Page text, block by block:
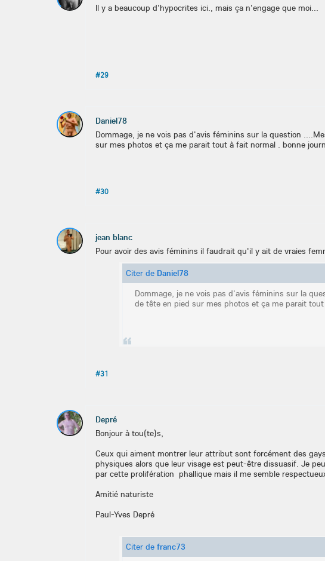
Il y a beaucoup d'hypocrites ici., mais ça n'engage que moi...
#29
Daniel78
Dommage, je ne vois pas d'avis féminins sur la question
sur mes photos et ça me parait tout à fait normal . bonne
#30
jean blanc
Pour avoir des avis féminins il faudrait qu'il y ait de vraies
Citer de Daniel78
Dommage, je ne vois pas d'avis féminins sur la
de tête en pied sur mes photos et ça me parait
#31
Depré
Bonjour à tou(te)s,
Ceux qui aiment montrer leur attribut sont forcément des
physiques alors que leur visage est peut-être dissuasif. Je
par cette prolifération phallique mais il me semble
Amitié naturiste
Paul-Yves Depré
Citer defranc73